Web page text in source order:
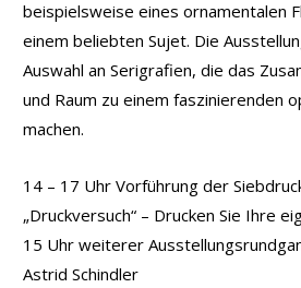
beispielsweise eines ornamentalen
einem beliebten Sujet. Die
Auswahl an Serigrafien, die das
und Raum zu einem faszinierenden
machen.
14 – 17 Uhr Vorführung der
„Druckversuch“ – Drucken Sie Ihre
15 Uhr weiterer
Astrid Schindler